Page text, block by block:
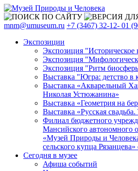
mnm@umuseum.ru +7 (3467) 32-12- 01
Экспозиции
Экспозиция "Историческое
Экспозиция
Экспозиция "Ритм
Выставка "Югра: детство в
Выставка «Акварельный
Николая Устюжанина»
Выставка «Геометрия на
Выставка «Русская
Филиал бюджетного
Мансийского
«Музей Природы и
сельского купца
Сегодня в музее
Афиша событий